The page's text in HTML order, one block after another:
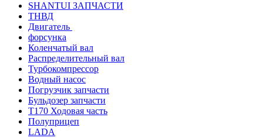
SHANTUI ЗАПЧАСТИ
ТНВД
Двигатель
форсунка
Коленчатый вал
Распределительный вал
Турбокомпрессор
Водный насос
Погрузчик запчасти
Бульдозер запчасти
T170 Ходовая часть
Полуприцеп
LADA